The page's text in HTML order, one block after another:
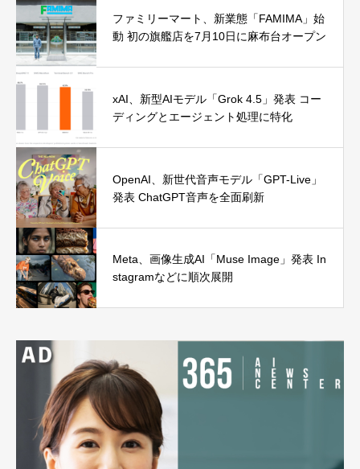
ファミリーマート、新業態「FAMIMA」始
動 初の旗艦店を7月10日に麻布台オープン
xAI、新型AIモデル「Grok 4.5」発表 コー
ディングとエージェント処理に特化
OpenAI、新世代音声モデル「GPT-Live」
発表 ChatGPT音声を全面刷新
Meta、画像生成AI「Muse Image」発表 In
stagramなどに順次展開